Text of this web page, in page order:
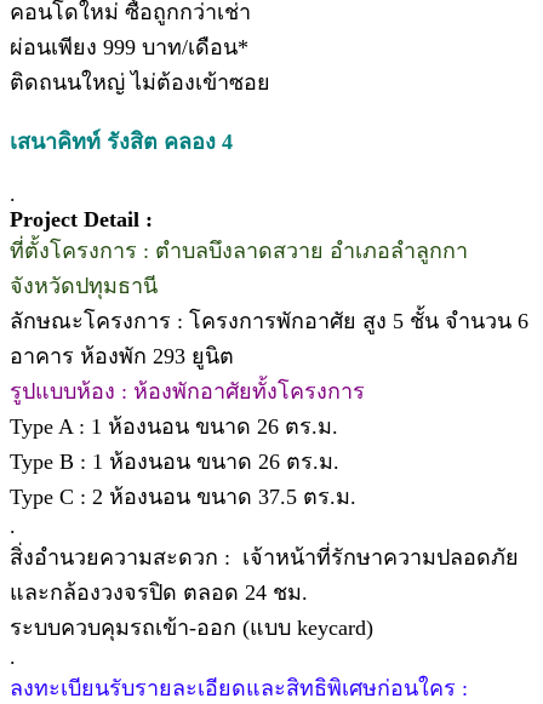
คอนโดใหม่ ซื้อถูกกว่าเช่า
ผ่อนเพียง 999 บาท/เดือน*
ติดถนนใหญ่ ไม่ต้องเข้าซอย
เสนาคิทท์ รังสิต คลอง 4
.
Project Detail :
ที่ตั้งโครงการ : ตำบลบึงลาดสวาย อำเภอลำลูกกา
จังหวัดปทุมธานี
ลักษณะโครงการ : โครงการพักอาศัย สูง 5 ชั้น จำนวน 6
อาคาร ห้องพัก 293 ยูนิต
รูปแบบห้อง : ห้องพักอาศัยทั้งโครงการ
Type A : 1 ห้องนอน ขนาด 26 ตร.ม.
Type B : 1 ห้องนอน ขนาด 26 ตร.ม.
Type C : 2 ห้องนอน ขนาด 37.5 ตร.ม.
.
สิ่งอำนวยความสะดวก : เจ้าหน้าที่รักษาความปลอดภัย
และกล้องวงจรปิด ตลอด 24 ชม.
ระบบควบคุมรถเข้า-ออก (แบบ keycard)
.
ลงทะเบียนรับรายละเอียดและสิทธิพิเศษก่อนใคร :